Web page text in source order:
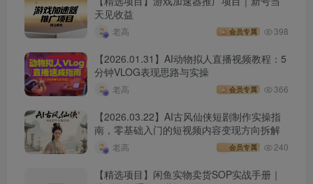
天见收益
老高 会员专属 398
【2026.01.31】AI动物拟人直播视频教程：5
分钟VLOG表现思路与实操
老高 会员专属 366
【2026.03.22】AI古风仙侠短剧制作实操指
南，零基础入门的短视频内容变现方向拆解
老高 会员专属 240
【精选项目】闲鱼实物卖货SOP实战手册｜